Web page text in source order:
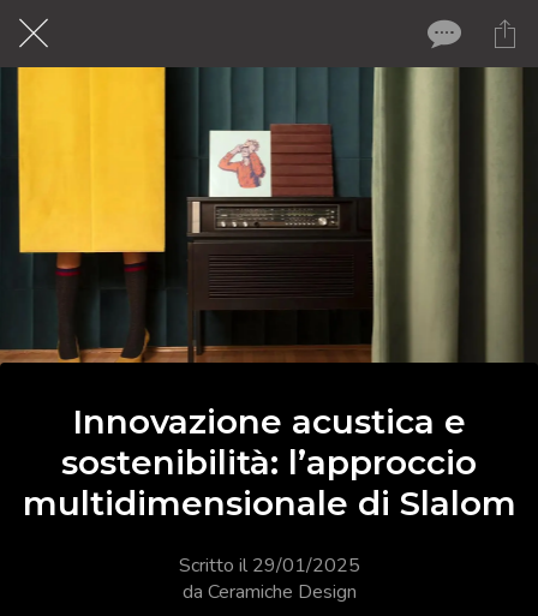
Innovazione acustica e
sostenibilità: l’approccio
multidimensionale di Slalom
Scritto il 29/01/2025
da Ceramiche Design